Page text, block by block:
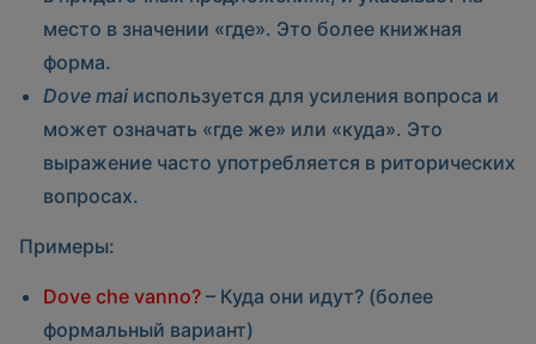
место в значении «где». Это более книжная
форма.
Dove mai используется для усиления вопроса и
может означать «где же» или «куда». Это
выражение часто употребляется в риторических
вопросах.
Примеры:
Dove che vanno? – Куда они идут? (более
формальный вариант)